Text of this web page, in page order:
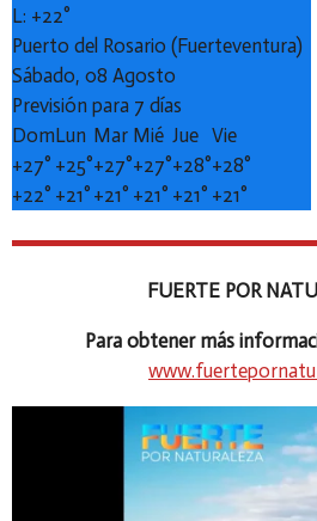
L: +22°
Puerto del Rosario (Fuerteventura)
Sábado, 08 Agosto
Previsión para 7 días
DomLun Mar Mié Jue Vie
+27° +25°+27°+27°+28°+28°
+22° +21° +21° +21° +21° +21°
FUERTE POR
Para obtener más